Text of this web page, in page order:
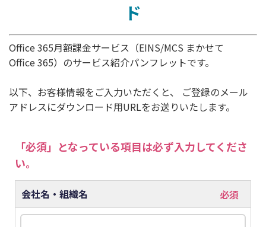
ド
Office 365月額課金サービス（EINS/MCS まかせて
Office 365）のサービス紹介パンフレットです。
以下、お客様情報をご入力いただくと、 ご登録のメール
アドレスにダウンロード用URLをお送りいたします。
会社名・組織名